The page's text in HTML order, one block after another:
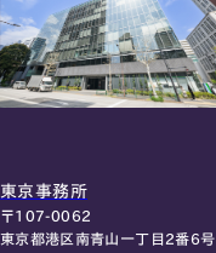
東京事務所
〒107-0062
東京都港区南青山一丁目2番6号